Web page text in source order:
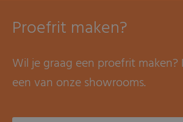
Proefrit maken?
Wil je graag een proefrit maken?
een van onze showrooms.